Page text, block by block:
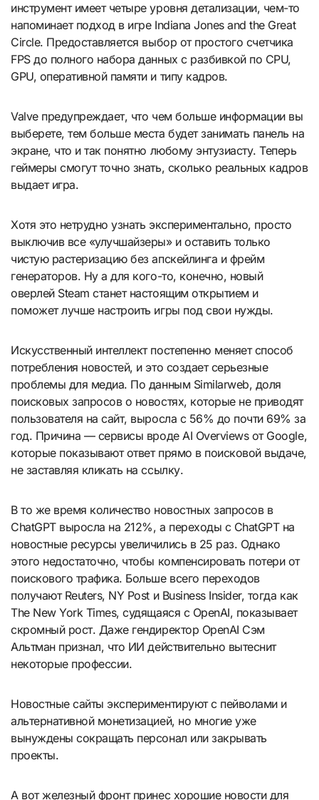
инструмент имеет четыре уровня детализации, чем-то
напоминает подход в игре Indiana Jones and the Great
Circle. Предоставляется выбор от простого счетчика
FPS до полного набора данных с разбивкой по CPU,
GPU, оперативной памяти и типу кадров.
Valve предупреждает, что чем больше информации вы
выберете, тем больше места будет занимать панель на
экране, что и так понятно любому энтузиасту. Теперь
геймеры смогут точно знать, сколько реальных кадров
выдает игра.
Хотя это нетрудно узнать экспериментально, просто
выключив все «улучшайзеры» и оставить только
чистую растеризацию без апскейлинга и фрейм
генераторов. Ну а для кого-то, конечно, новый
оверлей Steam станет настоящим открытием и
поможет лучше настроить игры под свои нужды.
Искусственный интеллект постепенно меняет способ
потребления новостей, и это создает серьезные
проблемы для медиа. По данным Similarweb, доля
поисковых запросов о новостях, которые не приводят
пользователя на сайт, выросла с 56% до почти 69% за
год. Причина — сервисы вроде AI Overviews от Google,
которые показывают ответ прямо в поисковой выдаче,
не заставляя кликать на ссылку.
В то же время количество новостных запросов в
ChatGPT выросла на 212%, а переходы с ChatGPT на
новостные ресурсы увеличились в 25 раз. Однако
этого недостаточно, чтобы компенсировать потери от
поискового трафика. Больше всего переходов
получают Reuters, NY Post и Business Insider, тогда как
The New York Times, судящаяся с OpenAI, показывает
скромный рост. Даже гендиректор OpenAI Сэм
Альтман признал, что ИИ действительно вытеснит
некоторые профессии.
Новостные сайты экспериментируют с пейволами и
альтернативной монетизацией, но многие уже
вынуждены сокращать персонал или закрывать
проекты.
А вот железный фронт принес хорошие новости для